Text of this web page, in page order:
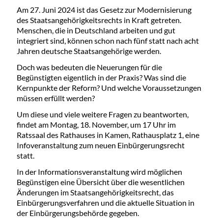
Am 27. Juni 2024 ist das Gesetz zur Modernisierung
des Staatsangehörigkeitsrechts in Kraft getreten.
Menschen, die in Deutschland arbeiten und gut
integriert sind, können schon nach fünf statt nach acht
Jahren deutsche Staatsangehörige werden.
Doch was bedeuten die Neuerungen für die
Begünstigten eigentlich in der Praxis? Was sind die
Kernpunkte der Reform? Und welche Voraussetzungen
müssen erfüllt werden?
Um diese und viele weitere Fragen zu beantworten,
findet am Montag, 18. November, um 17 Uhr im
Ratssaal des Rathauses in Kamen, Rathausplatz 1, eine
Infoveranstaltung zum neuen Einbürgerungsrecht
statt.
In der Informationsveranstaltung wird möglichen
Begünstigen eine Übersicht über die wesentlichen
Änderungen im Staatsangehörigkeitsrecht, das
Einbürgerungsverfahren und die aktuelle Situation in
der Einbürgerungsbehörde gegeben.